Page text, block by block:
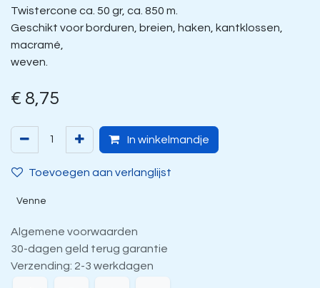
Twistercone ca. 50 gr, ca. 850 m.
Geschikt voor borduren, breien, haken, kantklossen,
macramé,
weven.
€ 8,75
In winkelmandje
Toevoegen aan verlanglijst
Venne
Algemene voorwaarden
30-dagen geld terug garantie
Verzending: 2-3 werkdagen